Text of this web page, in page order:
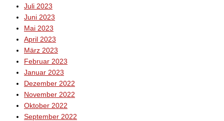
Juli 2023
Juni 2023
Mai 2023
April 2023
März 2023
Februar 2023
Januar 2023
Dezember 2022
November 2022
Oktober 2022
September 2022